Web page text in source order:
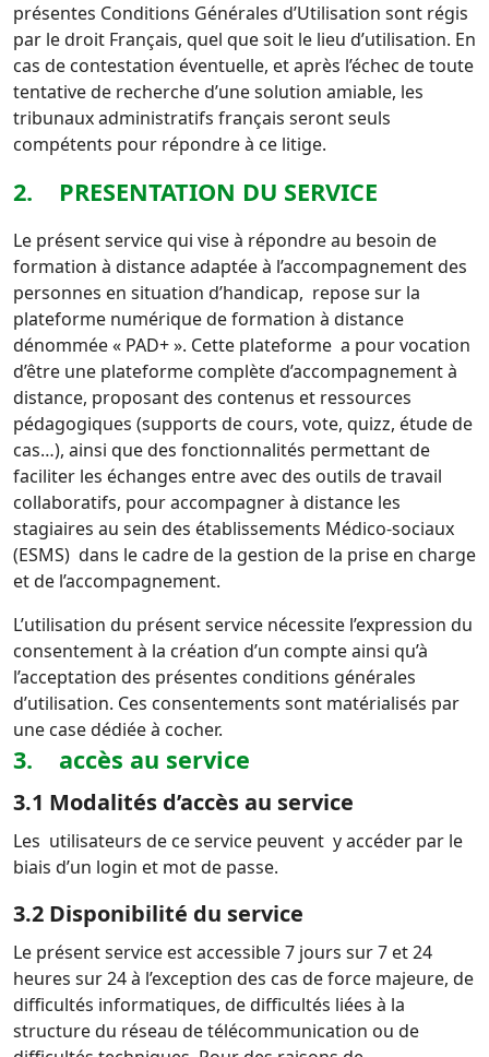
présentes Conditions Générales d’Utilisation sont régis
par le droit Français, quel que soit le lieu d’utilisation. En
cas de contestation éventuelle, et après l’échec de toute
tentativede recherche d’une solution amiable, les
tribunaux administratifs français seront seuls
compétents pour répondre à ce litige.
2. PRESENTATION DU SERVICE
Le présent service qui vise à répondre au besoin de
formation à distance adaptée à l’accompagnement des
personnes en situation d’handicap, repose sur la
plateforme numérique de formation à distance
dénommée « PAD+ ». Cette plateforme a pour vocation
d’être une plateforme complète d’accompagnement à
distance, proposant des contenus et ressources
pédagogiques (supports de cours, vote, quizz, étude de
cas…), ainsi que des fonctionnalités permettant de
faciliter les échanges entre avec des outils de travail
collaboratifs, pour accompagner à distance les
stagiaires au sein des établissements Médico-sociaux
(ESMS) dans le cadre de la gestion de la prise en charge
et de l’accompagnement.
L’utilisation du présent service nécessite l’expression du
consentement à la création d’un compte ainsi qu’à
l’acceptation des présentes conditions générales
d’utilisation. Ces consentements sont matérialisés par
une case dédiée à cocher.
3. accès au service
3.1 Modalités d’accès au service
Les utilisateurs de ce service peuvent y accéder par le
biais d’un login et mot de passe.
3.2 Disponibilité du service
Le présent service est accessible 7 jours sur 7 et 24
heures sur 24 à l’exception des cas de force majeure, de
difficultés informatiques, de difficultés liées à la
structure du réseau de télécommunication ou de